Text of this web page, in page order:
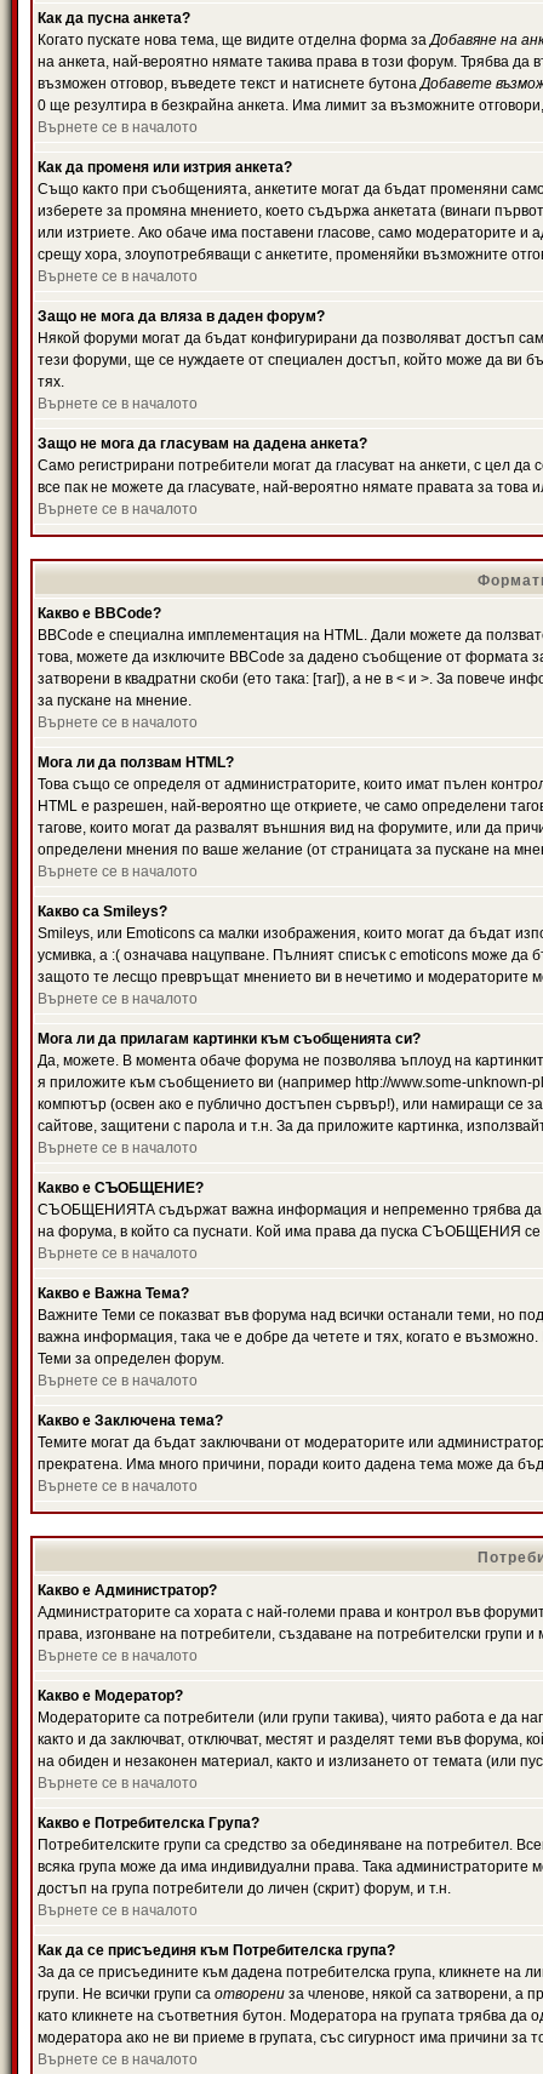
Как да пусна анкета?
Когато пускате нова тема, ще видите отделна форма заДобавяне на
на анкета, най-вероятно нямате такива права в този форум. Трябва да
възможен отговор, въведете текст и натиснете бутонаДобавете
0 ще резултира в безкрайна анкета. Има лимит за възможните
Върнете се в началото
Как да променя или изтрия анкета?
Също както при съобщенията, анкетите могат да бъдат променяни
изберете за промяна мнението, което съдържа анкетата (винаги
или изтриете. Ако обаче има поставени гласове, само модераторите и
срещу хора, злоупотребяващи с анкетите, променяйки възможните
Върнете се в началото
Защо не мога да вляза в даден форум?
Някой форуми могат да бъдат конфигурирани да позволяват достъп
тези форуми, ще се нуждаете от специален достъп, който може да ви
тях.
Върнете се в началото
Защо не мога да гласувам на дадена анкета?
Само регистрирани потребители могат да гласуват на анкети, с цел
все пак не можете да гласувате, най-вероятно нямате правата за това
Върнете се в началото
Какво е BBCode?
BBCode е специална имплементация на HTML. Дали можете да
това, можете да изключите BBCode за дадено съобщение от формата
затворени в квадратни скоби (ето така: [таг]), а не в < и >. За повече
за пускане на мнение.
Върнете се в началото
Мога ли да ползвам HTML?
Това също се определя от администраторите, които имат пълен
HTML е разрешен, най-вероятно ще откриете, че само определени
тагове, които могат да развалят външния вид на форумите, или да
определени мнения по ваше желание (от страницата за пускане на
Върнете се в началото
Какво са Smileys?
Smileys, или Emoticons са малки изображения, които могат да бъдат
усмивка, а :( означава нацупване. Пълният списък с emoticons може да
защото те лесщо превръщат мнението ви в нечетимо и модераторите
Върнете се в началото
Мога ли да прилагам картинки към съобщенията си?
Да, можете. В момента обаче форума не позволява ъплоуд на
я приложите към съобщението ви (например http://www.some-
компютър (освен ако е публично достъпен сървър!), или намиращи се
сайтове, защитени с парола и т.н. За да приложите картинка,
Върнете се в началото
Какво е СЪОБЩЕНИЕ?
СЪОБЩЕНИЯТА съдържат важна информация и непременно трябва да
на форума, в който са пуснати. Кой има права да пуска СЪОБЩЕНИЯ се
Върнете се в началото
Какво е Важна Тема?
Важните Теми се показват във форума над всички останали теми,
важна информация, така че е добре да четете и тях, когато е
Теми за определен форум.
Върнете се в началото
Какво е Заключена тема?
Темите могат да бъдат заключвани от модераторите или
прекратена. Има много причини, поради които дадена тема може да
Върнете се в началото
Какво е Администратор?
Администраторите са хората с най-големи права и контрол във
права, изгонване на потребители, създаване на потребителски групи
Върнете се в началото
Какво е Модератор?
Модераторите са потребители (или групи такива), чиято работа е да
както и да заключват, отключват, местят и разделят теми във форума,
на обиден и незаконен материал, както и излизането от темата (или
Върнете се в началото
Какво е Потребителска Група?
Потребителските групи са средство за обединяване на потребител.
всяка група може да има индивидуални права. Така
достъп на група потребители до личен (скрит) форум, и т.н.
Върнете се в началото
Как да се присъединя към Потребителска група?
За да се присъедините към дадена потребителска група, кликнете на
групи. Не всички групи са отворени за членове, някой са затворени, а
като кликнете на съответния бутон. Модератора на групата трябва
модератора ако не ви приеме в групата, със сигурност има причини за
Върнете се в началото